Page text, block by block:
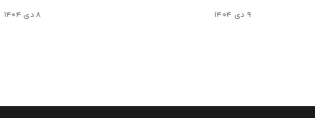
۹ دی ۱۴۰۴ ۸ دی ۱۴۰۴